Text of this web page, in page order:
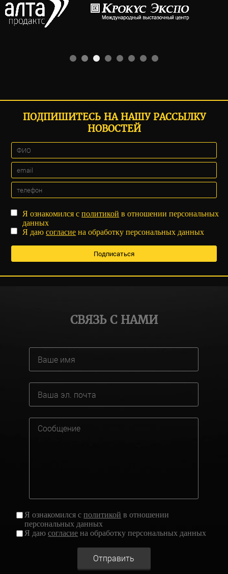
ПОДПИШИТЕСЬ НА НАШУ РАССЫЛКУ
НОВОСТЕЙ
Я ознакомился сполитикой в отношении персональных
данных
Я даюсогласие на обработку персональных данных
СВЯЗЬ С НАМИ
Я ознакомился сполитикой в отношении
персональных данных
Я даюсогласие на обработку персональных данных
Отправить